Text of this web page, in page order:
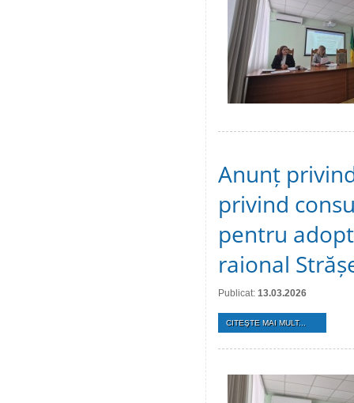
Anunț
privind
pentru
raional
Publicat: 13.03.2026
CITEŞTE MAI MULT...